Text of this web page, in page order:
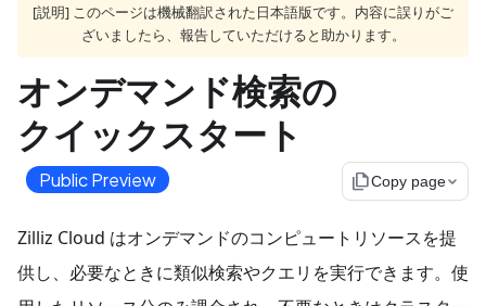
[説明] このページは機械翻訳された日本語版です。内容に誤りがご
ざいましたら、報告していただけると助かります。
オンデマンド検索の
クイックスタート
Public Preview file_copyCopy page
Zilliz Cloud はオンデマンドのコンピュートリソースを提
供し、必要なときに類似検索やクエリを実行できます。使